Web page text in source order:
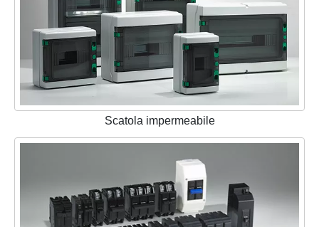
Scatola impermeabile